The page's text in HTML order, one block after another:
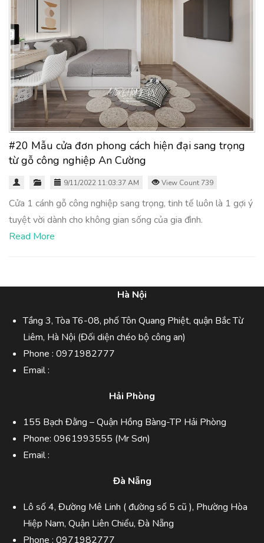
#20 Mẫu cửa đơn phong cách hiện đại sang trọng
từ gỗ công nghiệp An Cường
9/11/2022 11:03:37 AM View Count 739
Cửa 1 cánh gỗ công nghiệp sang trọng, tinh tế luôn là 1 gợi ý
tuyệt vời dành cho không gian sống của gia đình.
Read More
Hà Nội
Tầng 3, Tòa T6-08, phố Tôn Quang Phiệt, quận Bắc Từ
Liêm, Hà Nội (Đối diện chéo bộ công an)
Phone : 0971982777
Email :
Hải Phòng
155 Bạch Đằng – Quận Hồng Bàng-TP Hải Phòng
Phone: 0961993555 (Mr Sơn)
Email :
Đà Nẵng
Lô số 4, Đường Mê Linh ( đường số 5 cũ ), Phường Hòa
Hiệp Nam, Quận Liên Chiểu, Đà Nẵng
Phone : 0971982777